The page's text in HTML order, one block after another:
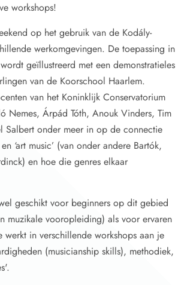
workshops!
op het gebruik van de Kodály-
werkomgevingen. De toepassing in
geïllustreerd met een demonstratieles
van de Koorschool Haarlem.
van het Koninklijk Conservatorium
Nemes, Árpád Tóth, Anouk Vinders, Tim
Salbert onder meer in op de connectie
‘art music’ (van onder andere Bartók,
en hoe die genres elkaar
geschikt voor beginners op dit gebied
muzikale vooropleiding) als voor ervaren
werkt in verschillende workshops aan je
(musicianship skills), methodiek,